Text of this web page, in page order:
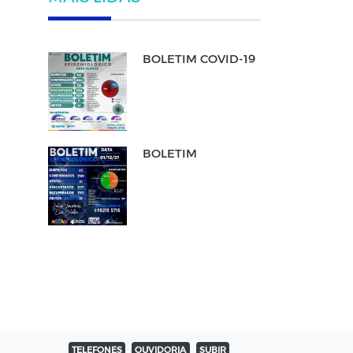
BOLETIM COVID-19
BOLETIM
TELEFONES OUVIDORIA SUBIR